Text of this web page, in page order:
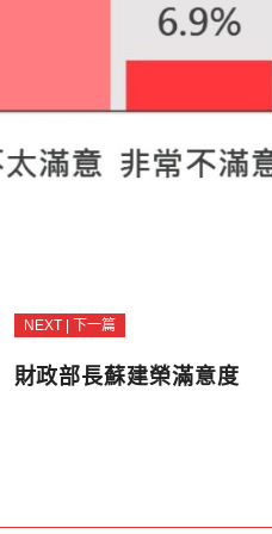
NEXT | 下一篇
財政部長蘇建榮滿意度